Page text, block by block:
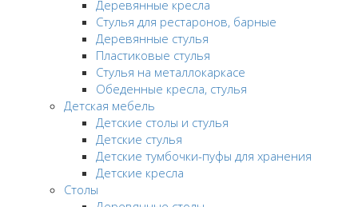
Деревянные кресла
Стулья для рестаронов, барные
Деревянные стулья
Пластиковые стулья
Стулья на металлокаркасе
Обеденные кресла, стулья
Детская мебель
Детские столы и стулья
Детские стулья
Детские тумбочки-пуфы для хранения
Детские кресла
Столы